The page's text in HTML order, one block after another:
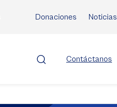
Donaciones Noticias
Contáctanos